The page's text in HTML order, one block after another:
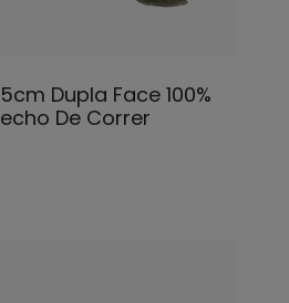
Dupla Face 100%
De Correr